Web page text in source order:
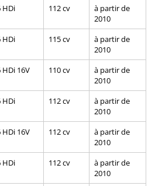
HDi 112 cv
à partir de
2010
HDi 115 cv
à partir de
2010
HDi 16V 110 cv
à partir de
2010
HDi 112 cv
à partir de
2010
HDi 16V 112 cv
à partir de
2010
HDi 112 cv
à partir de
2010